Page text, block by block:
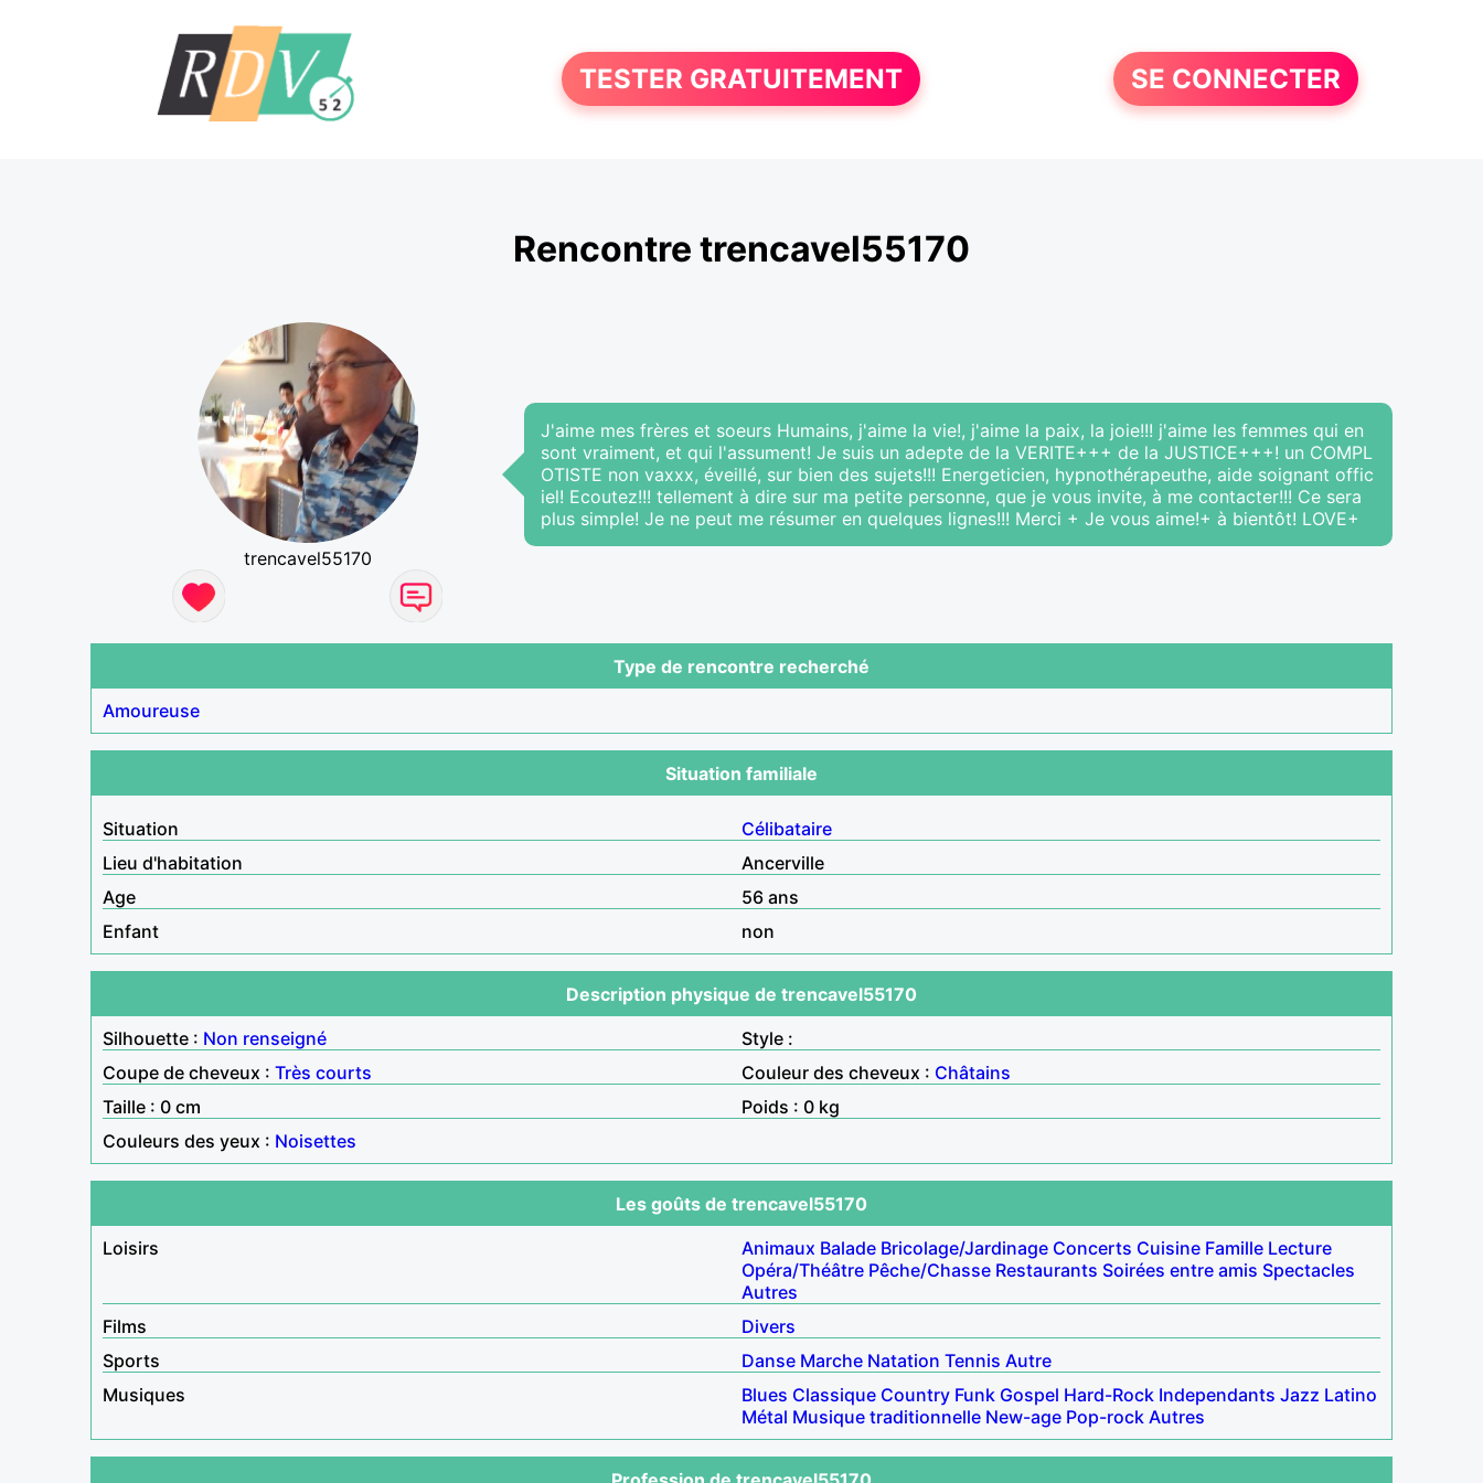
TESTER GRATUITEMENT SE CONNECTER
Rencontre trencavel55170
trencavel55170
J'aime mes frères et soeurs Humains, j'aime la vie!, j'aime la paix, la joie!!! j'aime les femmes qui en
sont vraiment, et qui l'assument! Je suis un adepte de la VERITE+++ de la JUSTICE+++! un COMPL
OTISTE non vaxxx, éveillé, sur bien des sujets!!! Energeticien, hypnothérapeuthe, aide soignant offic
iel! Ecoutez!!! tellement à dire sur ma petite personne, que je vous invite, à me contacter!!! Ce sera
plus simple! Je ne peut me résumer en quelques lignes!!! Merci + Je vous aime!+ à bientôt! LOVE+
Type de rencontre recherché
Amoureuse
Situation familiale
Situation
Célibataire
Lieu d'habitation
Ancerville
Age
56 ans
Enfant
non
Description physique de trencavel55170
Silhouette : Non renseigné
Style :
Coupe de cheveux : Très courts Couleur des cheveux : Châtains
Taille : 0 cm
Poids : 0 kg
Couleurs des yeux : Noisettes
Les goûts de trencavel55170
Loisirs
Animaux Balade Bricolage/Jardinage Concerts Cuisine Famille Lecture
Opéra/Théâtre Pêche/Chasse Restaurants Soirées entre amis Spectacles
Autres
Films
Divers
Sports
Danse Marche Natation Tennis Autre
Musiques
Blues Classique Country Funk Gospel Hard-Rock Independants Jazz Latino
Métal Musique traditionnelle New-age Pop-rock Autres